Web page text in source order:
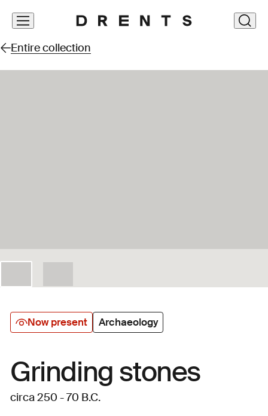
Skip
Entire collection
Now present Archaeology
Grinding stones
circa 250 - 70 B.C.